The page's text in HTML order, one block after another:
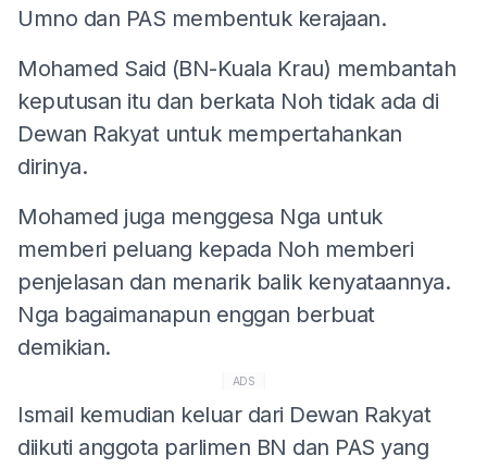
Umno dan PAS membentuk kerajaan.
Mohamed Said (BN-Kuala Krau) membantah
keputusan itu dan berkata Noh tidak ada di
Dewan Rakyat untuk mempertahankan
dirinya.
Mohamed juga menggesa Nga untuk
memberi peluang kepada Noh memberi
penjelasan dan menarik balik kenyataannya.
Nga bagaimanapun enggan berbuat
demikian.
ADS
Ismail kemudian keluar dari Dewan Rakyat
diikuti anggota parlimen BN dan PAS yang